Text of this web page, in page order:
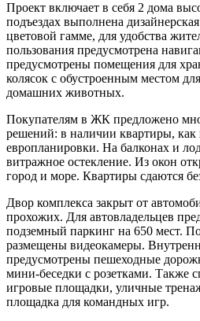
Проект включает в себя 2 дома
подъездах выполнена
цветовой гамме, для удобства
пользования предусмотрена
предусмотрены помещения для
колясок с обустроенным местом
домашних животных.
Покупателям в ЖК предложено
решений: в наличии квартиры, как
европланировки. На балконах и
витражное остекление. Из окон
город и море. Квартиры сдаются
Двор комплекса закрыт от
прохожих. Для автовладельцев
подземный паркинг на 650 мест.
размещены видеокамеры.
предусмотрены пешеходные
мини-беседки с розетками. Также
игровые площадки, уличные
площадка для командных игр.